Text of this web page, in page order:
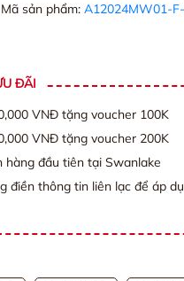
Mã sản phẩm: A12024MW01-
ĐÃI
VNĐ tặng voucher 100K
VNĐ tặng voucher 200K
hàng đầu tiên tại Swanlake
điền thông tin liên lạc để áp